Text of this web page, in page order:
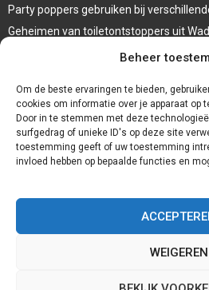
Beheer
Om de beste ervaringen te bieden,
cookies om informatie over je apparaat op
Door in te stemmen met deze
surfgedrag of unieke ID's op deze site
toestemming geeft of uw toestemming
invloed hebben op bepaalde functies en
WEIGEREN
Party poppers gebruiken bij
Geheimen van toiletontstoppers uit
Vormen van terrasaankleding